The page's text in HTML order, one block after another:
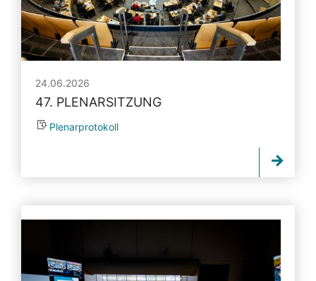
24.06.2026
47. PLENARSITZUNG
Plenarprotokoll